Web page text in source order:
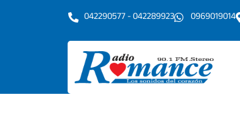
042290577 - 042289923 0969019014